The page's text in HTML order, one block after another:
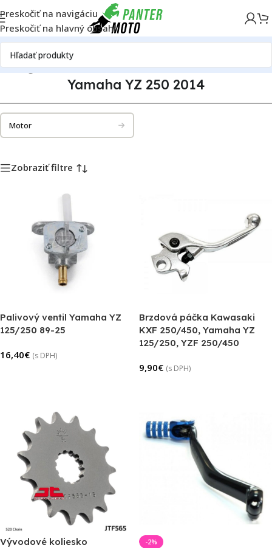
Preskočiť na navigáciu
Preskočiť na hlavný obsah
Katalóg motoriekYamahaYamaha YZ 250Yamaha YZ 250 2014
Yamaha YZ 250 2014
Motor
Zobraziť filtre
Palivový ventil Yamaha YZ
125/250 89-25
16,40€ (s DPH)
Brzdová páčka Kawasaki
KXF 250/450, Yamaha YZ
125/250, YZF 250/450
9,90€ (s DPH)
Vývodové koliesko
-2%